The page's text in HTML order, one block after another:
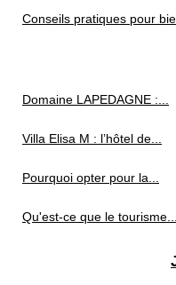
Conseils pratiques pour
Domaine LAPEDAGNE :...
Villa Elisa M : l’hôtel de...
Pourquoi opter pour la...
Qu'est-ce que le tourisme...